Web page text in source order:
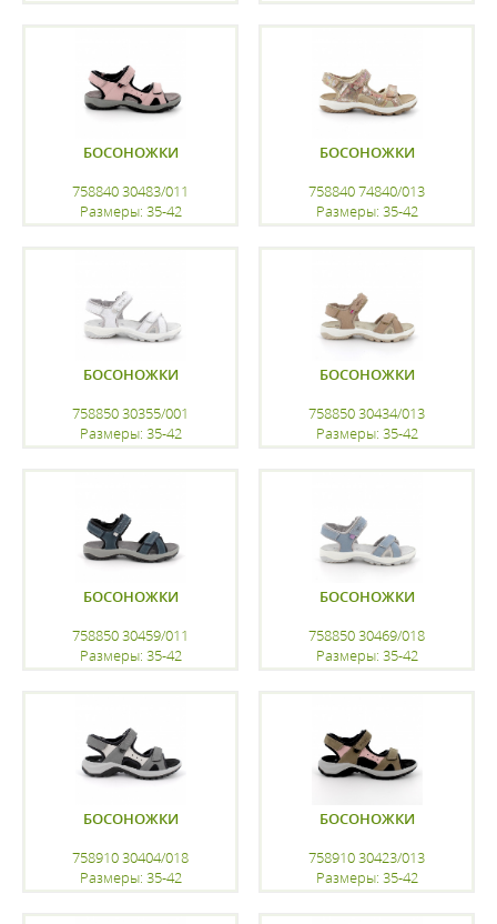
БОСОНОЖКИ
758840 30483/011
Размеры: 35-42
БОСОНОЖКИ
758840 74840/013
Размеры: 35-42
БОСОНОЖКИ
758850 30355/001
Размеры: 35-42
БОСОНОЖКИ
758850 30434/013
Размеры: 35-42
БОСОНОЖКИ
758850 30459/011
Размеры: 35-42
БОСОНОЖКИ
758850 30469/018
Размеры: 35-42
БОСОНОЖКИ
758910 30404/018
Размеры: 35-42
БОСОНОЖКИ
758910 30423/013
Размеры: 35-42